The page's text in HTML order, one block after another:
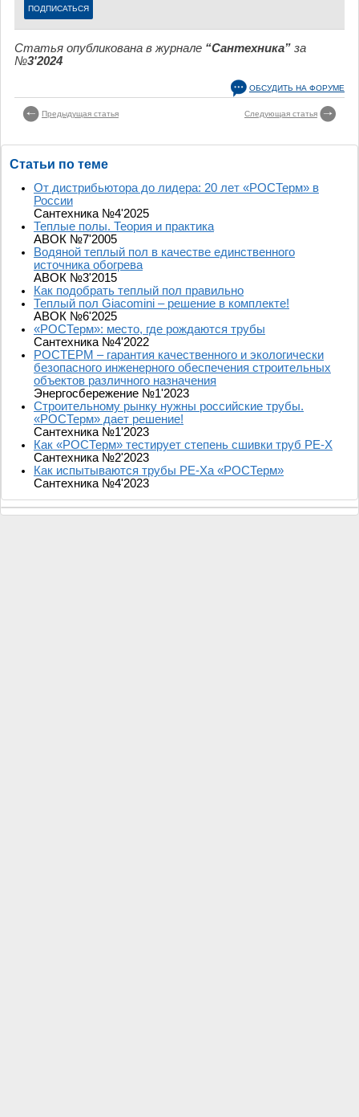
Статья опубликована в журнале “Сантехника” за
№3'2024
ОБСУДИТЬ НА ФОРУМЕ
Предыдущая статья Следующая статья
Статьи по теме
От дистрибьютора до лидера: 20 лет «РОСТерм» в
России
Сантехника №4'2025
Теплые полы. Теория и практика
АВОК №7'2005
Водяной теплый пол в качестве единственного
источника обогрева
АВОК №3'2015
Как подобрать теплый пол правильно
Теплый пол Giacomini – решение в комплекте!
АВОК №6'2025
«РОСТерм»: место, где рождаются трубы
Сантехника №4'2022
РОСТЕРМ – гарантия качественного и экологически
безопасного инженерного обеспечения строительных
объектов различного назначения
Энергосбережение №1'2023
Строительному рынку нужны российские трубы.
«РОСТерм» дает решение!
Сантехника №1'2023
Как «РОСТерм» тестирует степень сшивки труб PE-Х
Сантехника №2'2023
Как испытываются трубы PE-Xa «РОСТерм»
Сантехника №4'2023